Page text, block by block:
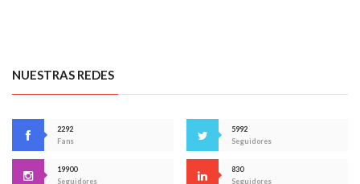
NUESTRAS REDES
2292
Fans
5992
Seguidores
19900
Seguidores
830
Seguidores